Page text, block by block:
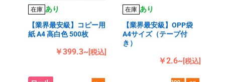
在庫 あり
【業界最安級】コピー用
紙 A4 高白色 500枚
￥399.3~[税込]
在庫 あり
【業界最安級】OPP袋
A4サイズ（テープ付
き）
￥2.6~[税込]